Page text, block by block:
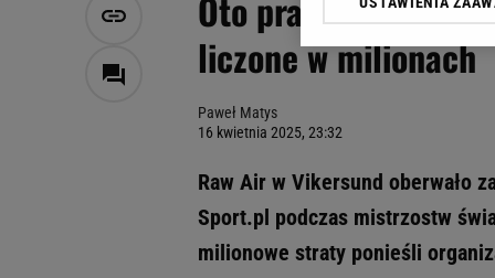
Oto prawdziwa
liczone w milionach
Paweł Matys
16 kwietnia 2025, 23:32
Raw Air w Vikersund oberwało
Sport.pl podczas mistrzostw
milionowe straty ponieśli
Klikając „Akceptuję”
Zaufanych Partnerów i
dotyczące plików
odnośnik „Ustawienia
Użycie dokładnych
Przechowywanie
badnie odbiorców i